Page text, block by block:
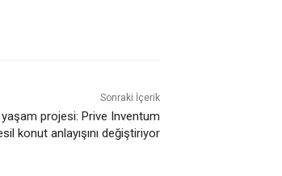
Sonraki İçerik
yaşam projesi: Prive Inventum
konut anlayışını değiştiriyor